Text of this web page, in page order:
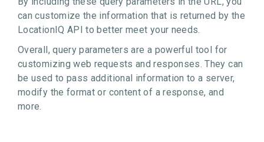
can customize the information that is returned by the
LocationIQ API to better meet your needs.
Overall, query parameters are a powerful tool for
customizing web requests and responses. They can
be used to pass additional information to a server,
modify the format or content of a response, and
more.